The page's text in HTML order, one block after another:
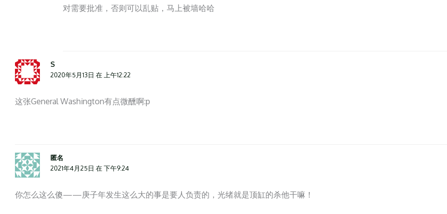
对需要批准，否则可以乱贴，马上被墙哈哈
S
2020年5月13日 在 上午12:22
这张General Washington有点微醺啊:p
匿名
2021年4月25日 在 下午9:24
你怎么这么傻——庚子年发生这么大的事是要人负责的，光绪就是顶缸的杀他干嘛！